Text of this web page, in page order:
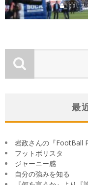
gol.ス
最
岩政さんの『FootBall
フットボリスタ
ジャーニー感
自分の強みを知る